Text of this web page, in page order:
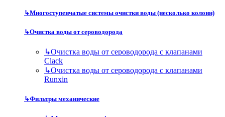
↳Многоступенчатые системы очистки воды (несколько колонн)
↳Очистка воды от сероводорода
↳Очистка воды от сероводорода с клапанами
Clack
↳Очистка воды от сероводорода с клапанами
Runxin
↳Фильтры механические